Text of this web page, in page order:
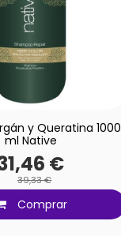
y Queratina 1000
ml Native
€
39,33 €
Comprar